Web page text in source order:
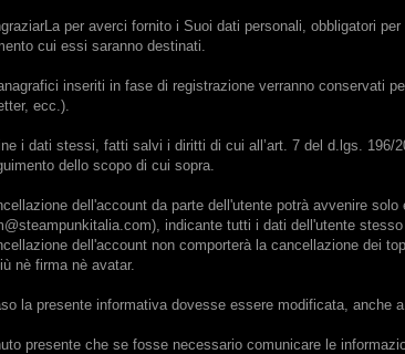
per averci fornito i Suoi dati personali, obbligatori
cui essi saranno destinati.
anagrafici inseriti in fase di registrazione verranno conservati
ecc.).
i dati stessi, fatti salvi i diritti di cui all’art. 7 del d.lgs. 196/
dello scopo di cui sopra.
dell'account da parte dell'utente potrà avvenire
indicante tutti i dati dell'utente
dell'account non comporterà la cancellazione dei
nè firma nè avatar.
la presente informativa dovesse essere modificata,
presente che se fosse necessario comunicare le